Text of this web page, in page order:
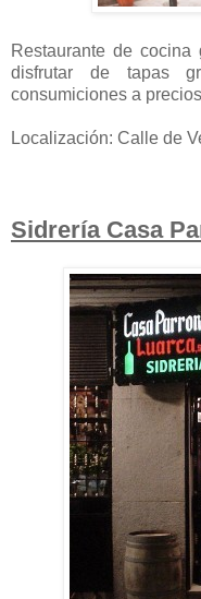
Restaurante de
disfrutar de tapas
consumiciones a
Localización: Calle de
Sidrería Casa